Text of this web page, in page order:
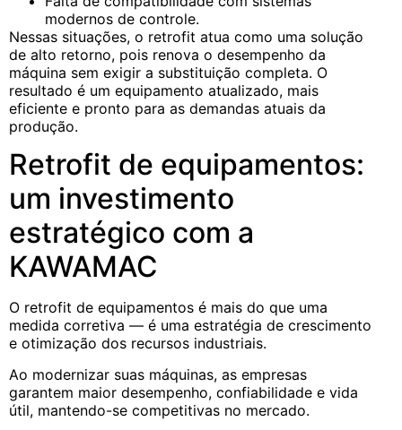
modernos de controle.
Nessas situações, o retrofit atua como uma solução
de alto retorno, pois renova o desempenho da
máquina sem exigir a substituição completa. O
resultado é um equipamento atualizado, mais
eficiente e pronto para as demandas atuais da
produção.
Retrofit de equipamentos:
um investimento
estratégico com a
KAWAMAC
O retrofit de equipamentos é mais do que uma
medida corretiva — é uma estratégia de crescimento
e otimização dos recursos industriais.
Ao modernizar suas máquinas, as empresas
garantem maior desempenho, confiabilidade e vida
útil, mantendo-se competitivas no mercado.